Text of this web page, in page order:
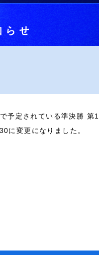
予定されている準決勝 第
に変更になりました。